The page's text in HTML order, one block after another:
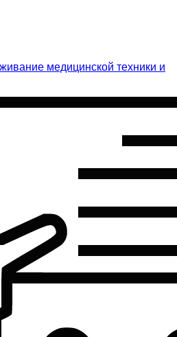
медицинской техники и